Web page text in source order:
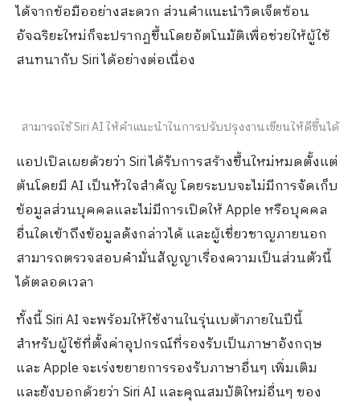
ได้จากข้อมืออย่างสะดวก ส่วนคำแนะนำวิดเจ็ตซ้อน
อัจฉริยะใหม่ก็จะปรากฏขึ้นโดยอัตโนมัติเพื่อช่วยให้ผู้ใช้
สนทนากับ Siri ได้อย่างต่อเนื่อง
สามารถใช้ Siri AI ให้คำแนะนำในการปรับปรุงงานเขียนให้ดีขึ้นได้
แอปเปิลเผยด้วยว่า Siri ได้รับการสร้างขึ้นใหม่หมดตั้งแต่
ต้นโดยมี AI เป็นหัวใจสำคัญ โดยระบบจะไม่มีการจัดเก็บ
ข้อมูลส่วนบุคคลและไม่มีการเปิดให้ Apple หรือบุคคล
อื่นใดเข้าถึงข้อมูลดังกล่าวได้ และผู้เชี่ยวชาญภายนอก
สามารถตรวจสอบคำมั่นสัญญาเรื่องความเป็นส่วนตัวนี้
ได้ตลอดเวลา
ทั้งนี้ Siri AI จะพร้อมให้ใช้งานในรุ่นเบต้าภายในปีนี้
สำหรับผู้ใช้ที่ตั้งค่าอุปกรณ์ที่รองรับเป็นภาษาอังกฤษ
และ Apple จะเร่งขยายการรองรับภาษาอื่นๆ เพิ่มเติม
และยังบอกด้วยว่า Siri AI และคุณสมบัติใหม่อื่นๆ ของ